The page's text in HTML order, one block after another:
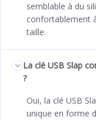
semblable à du
confortablement
taille.
La clé USB Slap
?
Oui, la clé USB
unique en forme